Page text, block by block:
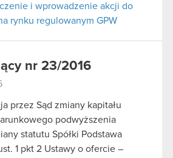
i wprowadzenie akcji do
rynku regulowanym GPW
nr 23/2016
przez Sąd zmiany kapitału
podwyższenia
statutu Spółki Podstawa
1 pkt 2 Ustawy o ofercie –